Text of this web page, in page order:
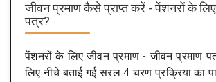
जीवन प्रमाण कैसे प्राप्त करें - पेंशनरों के
पत्र?
पेंशनरों के लिए जीवन प्रमाण - जीवन प्रमाण
लिए नीचे बताई गई सरल 4 चरण प्रक्रिया का